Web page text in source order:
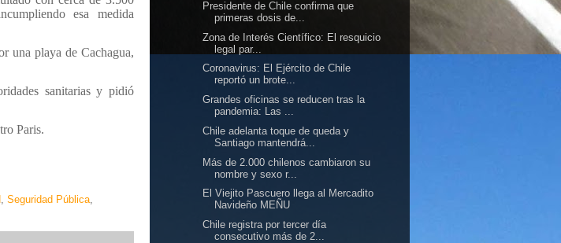
esa medida
una playa de Cachagua,
sanitarias y pidió
Paris.
, Seguridad Pública,
Presidente de Chile confirma que
primeras dosis de...
Zona de Interés Científico: El resquicio
legal par...
Coronavirus: El Ejército de Chile
reportó un brote...
Grandes oficinas se reducen tras la
pandemia: Las ...
Chile adelanta toque de queda y
Santiago mantendrá...
Más de 2.000 chilenos cambiaron su
nombre y sexo r...
El Viejito Pascuero llega al Mercadito
Navideño MEÑU
Chile registra por tercer día
consecutivo más de 2...